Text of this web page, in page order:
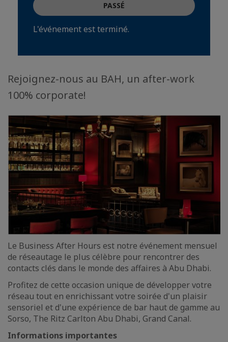
PASSÉ
L'événement est terminé.
Rejoignez-nous au BAH, un after-work
100% corporate!
Le Business After Hours est notre événement mensuel
de réseautage le plus célèbre pour rencontrer des
contacts clés dans le monde des affaires à Abu Dhabi.
Profitez de cette occasion unique de développer votre
réseau tout en enrichissant votre soirée d'un plaisir
sensoriel et d'une expérience de bar haut de gamme au
Sorso, The Ritz Carlton Abu Dhabi, Grand Canal.
Informations importantes